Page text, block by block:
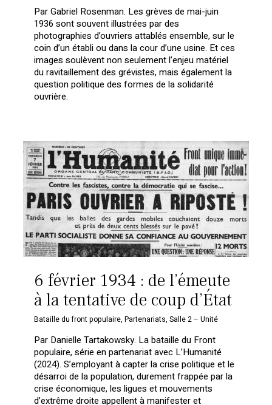
Votre panier est vide.
Retourner à la
librairie
Par Gabriel Rosenman. Les grèves de mai-juin
1936 sont souvent illustrées par des
photographies d’ouvriers attablés ensemble, sur le
coin d’un établi ou dans la cour d’une usine. Et ces
images soulèvent non seulement l’enjeu matériel
du ravitaillement des grévistes, mais également la
question politique des formes de la solidarité
ouvrière.
6 février 1934 : de l’émeute
à la tentative de coup d’État
Bataille du front populaire,Partenariats,Salle 2 – Unité
Par Danielle Tartakowsky. La bataille du Front
populaire, série en partenariat avec L’Humanité
(2024). S’employant à capter la crise politique et le
désarroi de la population, durement frappée par la
crise économique, les ligues et mouvements
d’extrême droite appellent à manifester et